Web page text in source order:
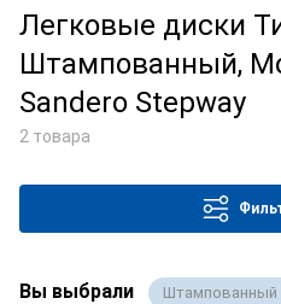
Легковые диски
Штампованный,
Sandero Stepway
2 товара
Вы выбрали Штампованный